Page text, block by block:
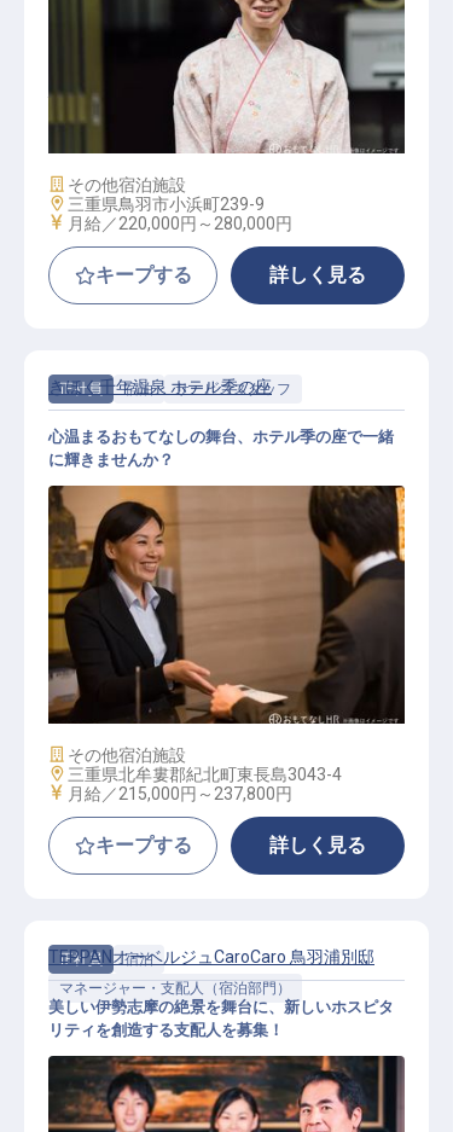
仲居 / 正社員
施設業態
その他宿泊施設
勤務地
三重県鳥羽市小浜町239-9
給与
月給／220,000円～ 280,000円
キープする 詳しく見る
正社員 宿泊 サービススタッフ
サービス総合職（接客係）
きほく千年温泉 ホテル季の座
心温まるおもてなしの舞台、ホテル季の座で一緒
に輝きませんか？
施設業態
その他宿泊施設
勤務地
三重県北牟婁郡紀北町東長島3043-4
給与
月給／215,000円～ 237,800円
キープする 詳しく見る
正社員
宿泊
マネージャー・支配人（宿泊部門）
TEPPANオーベルジュCaroCaro 鳥羽浦別邸
美しい伊勢志摩の絶景を舞台に、新しいホスピタ
リティを創造する支配人を募集！